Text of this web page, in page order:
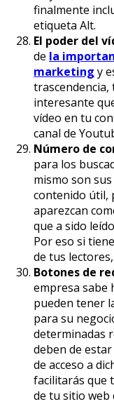
finalmente
etiqueta Alt.
El poder del
de la
marketing y
trascendencia,
interesante
vídeo en tu
canal de
Número de
para los
mismo son
contenido útil,
aparezcan
que a sido
Por eso si
de tus
Botones de
empresa sabe
pueden tener
para su
determinadas
deben de
de acceso a
facilitarás que
de tu sitio web